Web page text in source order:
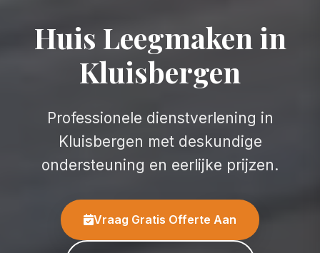
Huis Leegmaken in
Kluisbergen
Professionele dienstverlening in
Kluisbergen met deskundige
ondersteuning en eerlijke prijzen.
Vraag Gratis Offerte Aan